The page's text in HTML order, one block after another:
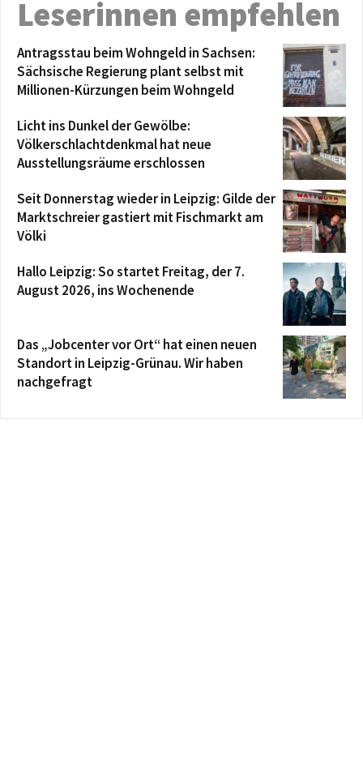
Leserinnen empfehlen
Antragsstau beim Wohngeld in Sachsen:
Sächsische Regierung plant selbst mit
Millionen-Kürzungen beim Wohngeld
Licht ins Dunkel der Gewölbe:
Völkerschlachtdenkmal hat neue
Ausstellungsräume erschlossen
Seit Donnerstag wieder in Leipzig: Gilde der
Marktschreier gastiert mit Fischmarkt am
Völki
Hallo Leipzig: So startet Freitag, der 7.
August 2026, ins Wochenende
Das „Jobcenter vor Ort“ hat einen neuen
Standort in Leipzig-Grünau. Wir haben
nachgefragt